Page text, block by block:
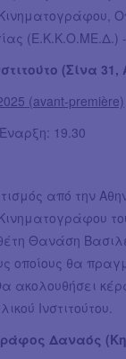
(Ε.Κ.Κ.Ο.ΜΕ.Δ.) -
(Σίνα 31,
(avant-première)
19.30
από την
Κινηματογράφου
Θανάση
οποίους θα
ακολουθήσει
Ινστιτούτου.
Δαναός